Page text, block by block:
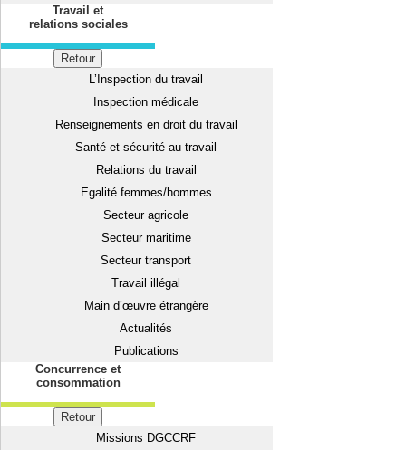
Travail et
relations sociales
Retour
L’Inspection du travail
Inspection médicale
Renseignements en droit du travail
Santé et sécurité au travail
Relations du travail
Egalité femmes/hommes
Secteur agricole
Secteur maritime
Secteur transport
Travail illégal
Main d’œuvre étrangère
Actualités
Publications
Concurrence et
consommation
Retour
Missions DGCCRF